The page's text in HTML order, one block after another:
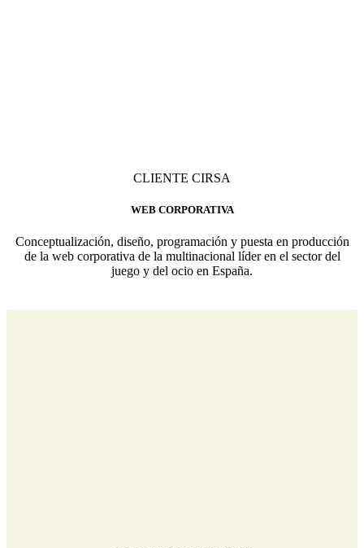
CLIENTE CIRSA
WEB CORPORATIVA
Conceptualización, diseño, programación y puesta en producción
de la web corporativa de la multinacional líder en el sector del
juego y del ocio en España.